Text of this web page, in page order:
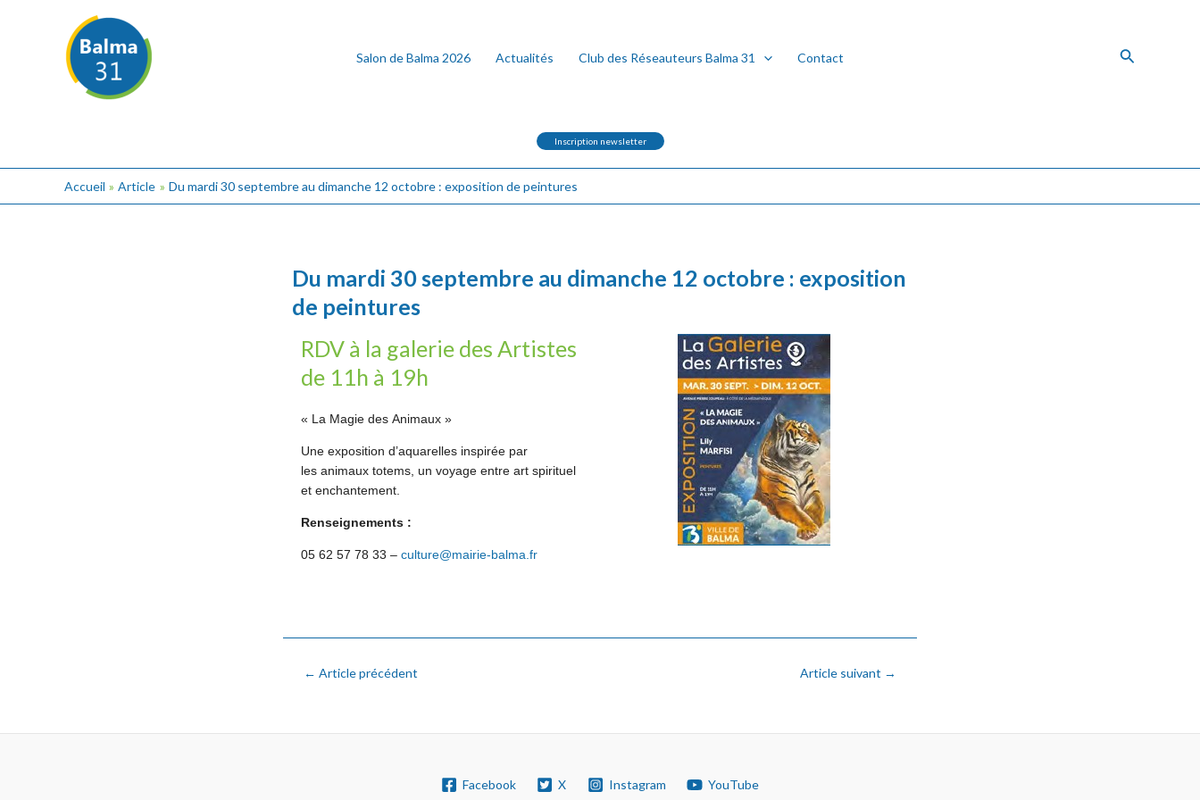
Salon de Balma 2026 Actualités Club des Réseauteurs Balma 31 Contact
Inscription newsletter
Accueil Article Du mardi 30 septembre au dimanche 12 octobre : exposition de peintures
Du mardi 30 septembre au dimanche 12 octobre : exposition
de peintures
RDV à la galerie des Artistes
de 11h à 19h
« La Magie des Animaux »
Une exposition d’aquarelles inspirée par
les animaux totems, un voyage entre art spirituel
et enchantement.
Renseignements :
05 62 57 78 33 – culture@mairie-balma.fr
← Article précédent Article suivant →
Facebook X Instagram YouTube